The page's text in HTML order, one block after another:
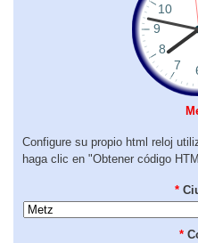
Configure su propio html reloj
haga clic en "Obtener código
*
*